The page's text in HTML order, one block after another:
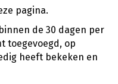
pagina.
de 30 dagen per
toegevoegd, op
heeft bekeken en